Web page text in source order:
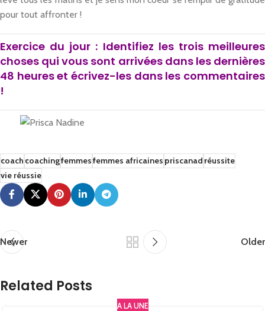
pour tout affronter !
Exercice du jour : Identifiez les trois meilleures
choses qui vous sont arrivées dans les dernières
48 heures et écrivez-les dans les commentaires
!
coachcoachingfemmesfemmes africainespriscanadréussite
vie réussie
Newer Older
Related Posts
A LA UNE